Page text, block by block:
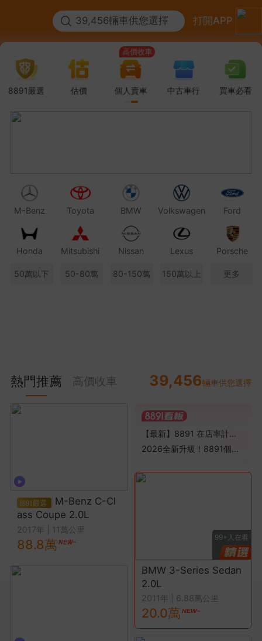
39,456輛車供您選擇 打開APP
8891嚴選 估價 個人賣車
高價收車
免費賣車
高價收車
中古車行 買車必看
M-Benz Toyota BMW Volkswagen Ford
Honda Mitsubishi Nissan Lexus Porsche
50萬以下 50-80萬 80-150萬 150萬以上 更多
熱門推薦 高價收車 39,456輛車供您選擇
M-Benz C-Cl
ass Coupe 2.0L
2017年 11萬公里
88.8萬
【最新】8891 在店率計算規則調整通知
2026全新升級！8891個人賣車線索「按點扣費」全新方案公告
99+ 人在看
Toyota Sienta 1.8L
2016年
18.0萬